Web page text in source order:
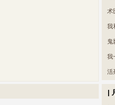
术
我
鬼
我
活
|